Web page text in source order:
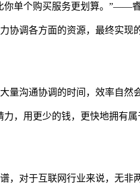
你单个购买服务更划算。”——
调各方面的资源，最终实
沟通协调的时间，效率自然
，用更少的钱，更快地拥有
对于互联网行业来说，无非